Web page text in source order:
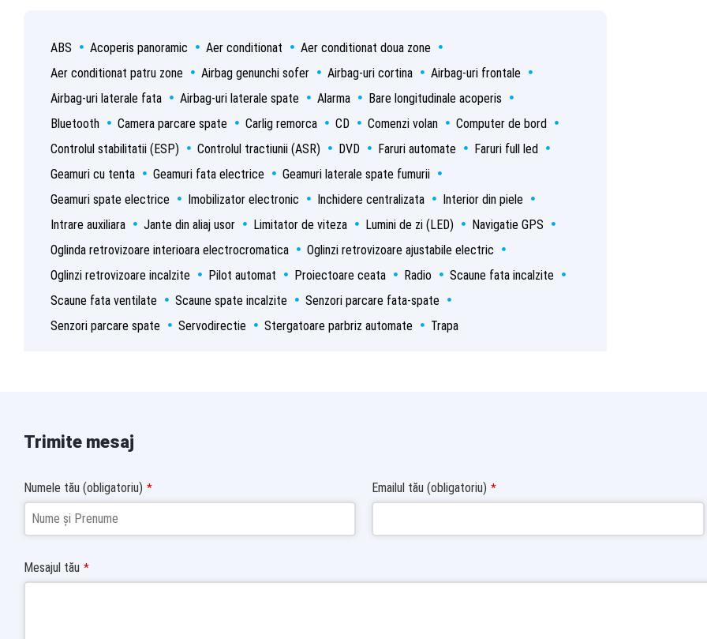
ABS Acoperis panoramic Aer conditionat
Aer conditionat doua zone
Aer conditionat patru zone
Airbag genunchi sofer Airbag-uri cortina
Airbag-uri frontale
Airbag-uri laterale fata
Airbag-uri laterale spate Alarma
Bare longitudinale acoperis
Bluetooth
Camera parcare spate Carlig remorca CD Comenzi volan
Computer de bord
Controlul stabilitatii (ESP)
Controlul tractiunii (ASR) DVD Faruri automate
Faruri full led
Geamuri cu tenta
Geamuri fata electrice
Geamuri laterale spate fumurii
Geamuri spate electrice
Imobilizator electronic Inchidere centralizata
Interior din piele
Intrare auxiliara
Jante din aliaj usor Limitator de viteza Lumini de zi (LED)
Navigatie GPS
Oglinda retrovizoare interioara electrocromatica
Oglinzi retrovizoare ajustabile electric
Oglinzi retrovizoare incalzite
Pilot automat Proiectoare ceata Radio
Scaune fata incalzite
Scaune fata ventilate
Scaune spate incalzite
Senzori parcare fata-spate
Senzori parcare spate
Servodirectie Stergatoare parbriz automate Trapa
Trimite mesaj
Numele tău (obligatoriu) * Emailul tău (obligatoriu) *
Mesajul tău *